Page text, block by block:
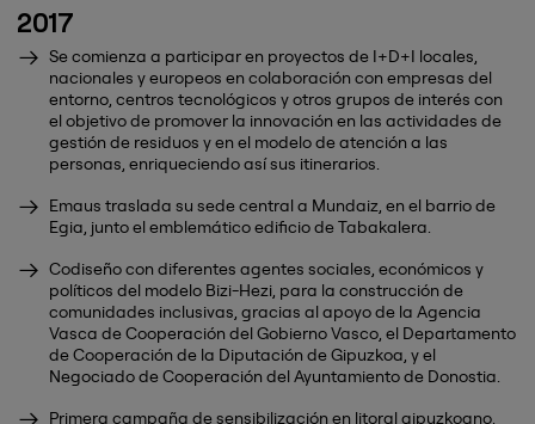
2017
Se comienza a participar en proyectos de I+D+I locales,
nacionales y europeos en colaboración con empresas del
entorno, centros tecnológicos y otros grupos de interés con
el objetivo de promover la innovación en las actividades de
gestión de residuos y en el modelo de atención a las
personas, enriqueciendo así sus itinerarios.
Emaus traslada su sede central a Mundaiz, en el barrio de
Egia, junto el emblemático edificio de Tabakalera.
Codiseño con diferentes agentes sociales, económicos y
políticos del modelo Bizi-Hezi, para la construcción de
comunidades inclusivas, gracias al apoyo de la Agencia
Vasca de Cooperación del Gobierno Vasco, el Departamento
de Cooperación de la Diputación de Gipuzkoa, y el
Negociado de Cooperación del Ayuntamiento de Donostia.
Primera campaña de sensibilización en litoral gipuzkoano,